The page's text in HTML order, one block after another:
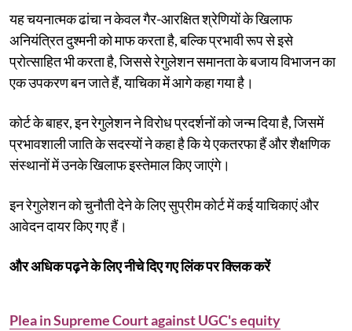
यह चयनात्मक ढांचा न केवल गैर-आरक्षित श्रेणियों के खिलाफ
अनियंत्रित दुश्मनी को माफ करता है, बल्कि प्रभावी रूप से इसे
प्रोत्साहित भी करता है, जिससे रेगुलेशन समानता के बजाय विभाजन का
एक उपकरण बन जाते हैं, याचिका में आगे कहा गया है।
कोर्ट के बाहर, इन रेगुलेशन ने विरोध प्रदर्शनों को जन्म दिया है, जिसमें
प्रभावशाली जाति के सदस्यों ने कहा है कि ये एकतरफा हैं और शैक्षणिक
संस्थानों में उनके खिलाफ इस्तेमाल किए जाएंगे।
इन रेगुलेशन को चुनौती देने के लिए सुप्रीम कोर्ट में कई याचिकाएं और
आवेदन दायर किए गए हैं।
और अधिक पढ़ने के लिए नीचे दिए गए लिंक पर क्लिक करें
Plea in Supreme Court against UGC's equity